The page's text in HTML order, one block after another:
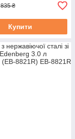
835 ₴
Купити